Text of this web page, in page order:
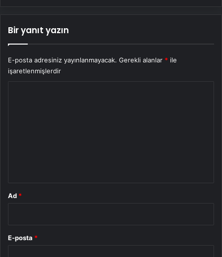
Bir yanıt yazın
E-posta adresiniz yayınlanmayacak. Gerekli alanlar * ile
işaretlenmişlerdir
Ad *
E-posta *